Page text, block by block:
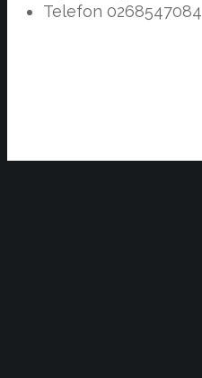
Telefon 0268547084